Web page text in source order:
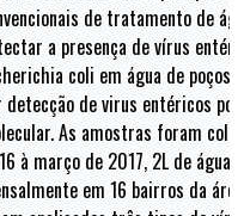
de tratamento de
a presença de vírus
coli em água de poços
detecção de virus entéricos
As amostras foram
à março de 2017, 2L de água
em 16 bairros da